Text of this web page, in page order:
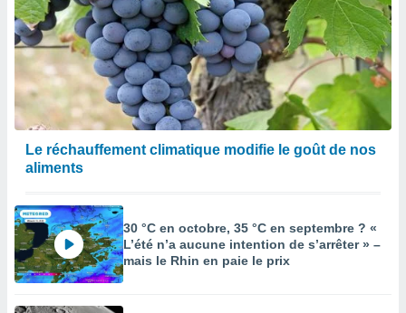
Le réchauffement climatique modifie le goût de nos
aliments
30 °C en octobre, 35 °C en septembre ? «
L’été n’a aucune intention de s’arrêter » –
mais le Rhin en paie le prix